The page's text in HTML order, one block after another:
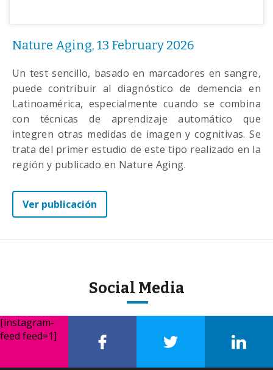
Nature Aging, 13 February 2026
Un test sencillo, basado en marcadores en sangre,
puede contribuir al diagnóstico de demencia en
Latinoamérica, especialmente cuando se combina
con técnicas de aprendizaje automático que
integren otras medidas de imagen y cognitivas. Se
trata del primer estudio de este tipo realizado en la
región y publicado en Nature Aging.
Ver publicación
Social Media
[instagram-
feed feed=1]